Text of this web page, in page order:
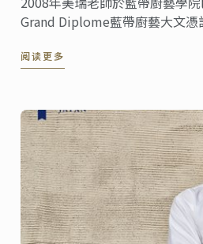
Grand Diplome藍帶廚藝大文憑
有太多的經驗，只憑藉著對廚藝
阅读更多